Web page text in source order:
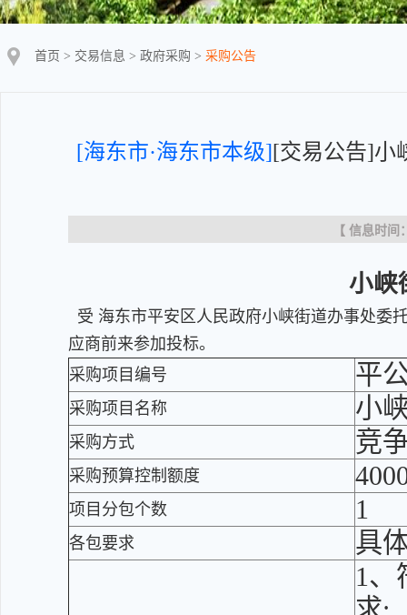
首页 > 交易信息 > 政府采购 > 采购公告
[海东市·海东市本级][交易公告]小
【 信息时间
小峡
受 海东市平安区人民政府小峡街道办事处委
应商前来参加投标。
采购项目编号
平
采购项目名称 小
采购方式 竞
采购预算控制额度
项目分包个数 1
各包要求 具
1、